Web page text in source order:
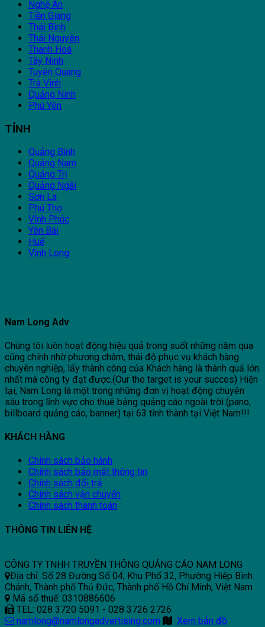
Nghệ An
Tiền Giang
Thái Bình
Thái Nguyên
Thanh Hoá
Tây Ninh
Tuyên Quang
Trà Vinh
Quảng Ninh
Phú Yên
TỈNH
Quảng Bình
Quảng Nam
Quảng Trị
Quảng Ngãi
Sơn La
Phú Thọ
Vĩnh Phúc
Yên Bái
Huế
Vĩnh Long
Nam Long Adv
Chúng tôi luôn hoạt động hiệu quả trong suốt những năm qua
cũng chính nhờ phương châm, thái độ phục vụ khách hàng
chuyên nghiệp, lấy thành công của Khách hàng là thành quả lớn
nhất mà công ty đạt được.(Our the target is your succes) Hiện
tại, Nam Long là một trong những đơn vị hoạt động chuyên
sâu trong lĩnh vực cho thuê bảng quảng cáo ngoài trời (pano,
billboard quảng cáo, banner) tại 63 tỉnh thành tại Việt Nam!!!
KHÁCH HÀNG
Chính sách bảo hành
Chính sách bảo mật thông tin
Chính sách đổi trả
Chính sách vận chuyển
Chính sách thanh toán
THÔNG TIN LIÊN HỆ
CÔNG TY TNHH TRUYỀN THÔNG QUẢNG CÁO NAM LONG
Địa chỉ: Số 28 Đường Số 04, Khu Phố 32, Phường Hiệp Bình
Chánh, Thành phố Thủ Đức, Thành phố Hồ Chí Minh, Việt Nam
Mã số thuế: 0310886606
TEL: 028 3720 5091 - 028 3726 2726
namlong@namlongadvertising.com
Xem bản đồ